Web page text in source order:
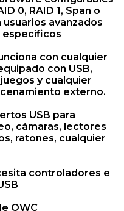
0, RAID 1, Span o
avanzados
específicos
con cualquier
con USB,
y cualquier
externo.
USB para
cámaras, lectores
ratones, cualquier
controladores e
OWC